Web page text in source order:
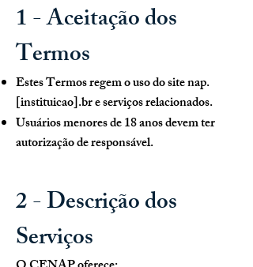
1 - Aceitação dos
Termos
Estes Termos regem o uso do site nap.
[instituicao].br e serviços relacionados.
Usuários menores de 18 anos devem ter
autorização de responsável.
2 - Descrição dos
Serviços